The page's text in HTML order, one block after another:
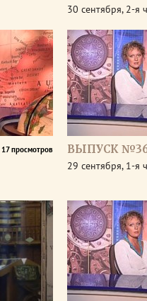
30 сентября, 2-я
17 просмотров ВЫПУСК
29 сентября, 1-я